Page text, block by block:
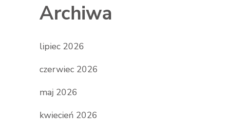
Archiwa
lipiec 2026
czerwiec 2026
maj 2026
kwiecień 2026